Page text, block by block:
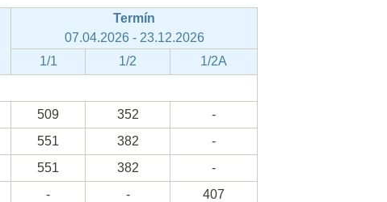
Termín
07.04.2026 - 23.12.2026
1/1
1/2
1/2A
509 352
-
551 382
-
551 382
-
- -
407